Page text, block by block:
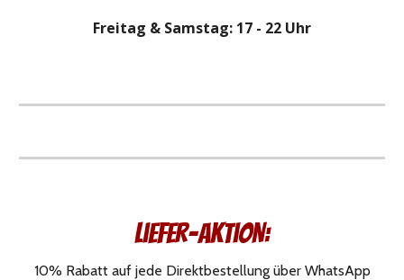
Freitag & Samstag: 17 - 22 Uhr
Liefer-AktioN:
10% Rabatt auf jede Direktbestellung über WhatsApp